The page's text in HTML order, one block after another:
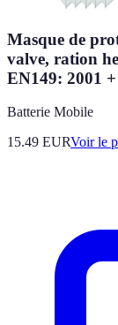
Masque de
valve, ration
EN149: 2001
Batterie Mobile
15.49 EURVoir le